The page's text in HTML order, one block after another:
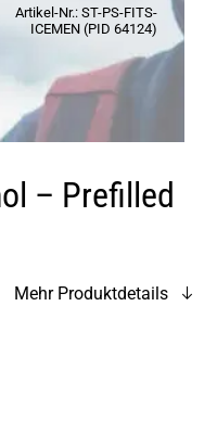
Artikel-Nr.: ST-PS-FITS-
ICEMEN (PID 64124)
– Prefilled
Mehr Produktdetails